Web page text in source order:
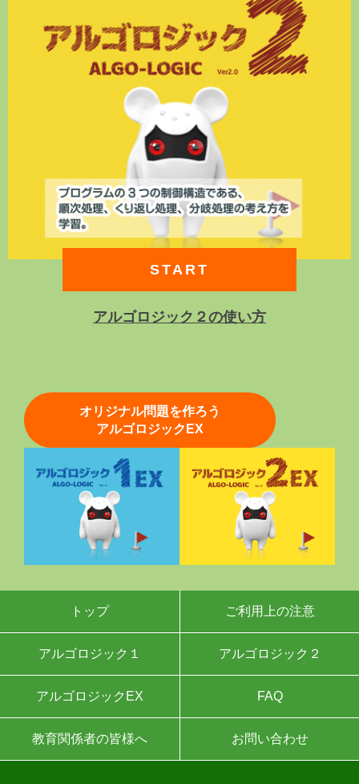
START
アルゴロジック２の使い方
オリジナル問題を作ろう
アルゴロジックEX
トップ ご利用上の注意
アルゴロジック１ アルゴロジック２
アルゴロジックEX FAQ
教育関係者の皆様へ お問い合わせ